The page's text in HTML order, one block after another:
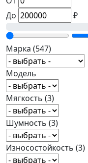
До
₽
Марка (547)
Модель
Мягкость (3)
Шумность (3)
Износостойкость (3)